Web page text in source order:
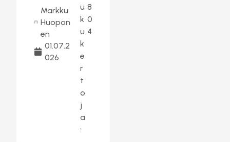
Markku
Huopon
en
01.07.2
026
u
k
u
k
e
r
t
o
j
a
:
8
0
4